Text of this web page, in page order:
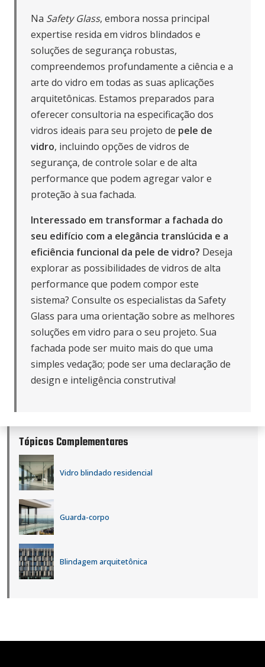
Na Safety Glass, embora nossa principal
expertise resida em vidros blindados e
soluções de segurança robustas,
compreendemos profundamente a ciência e a
arte do vidro em todas as suas aplicações
arquitetônicas. Estamos preparados para
oferecer consultoria na especificação dos
vidros ideais para seu projeto de pele de
vidro, incluindo opções de vidros de
segurança, de controle solar e de alta
performance que podem agregar valor e
proteção à sua fachada.
Interessado em transformar a fachada do
seu edifício com a elegância translúcida e a
eficiência funcional da pele de vidro? Deseja
explorar as possibilidades de vidros de alta
performance que podem compor este
sistema? Consulte os especialistas da Safety
Glass para uma orientação sobre as melhores
soluções em vidro para o seu projeto. Sua
fachada pode ser muito mais do que uma
simples vedação; pode ser uma declaração de
design e inteligência construtiva!
Tópicos Complementares
Vidro blindado residencial
Guarda-corpo
Blindagem arquitetônica